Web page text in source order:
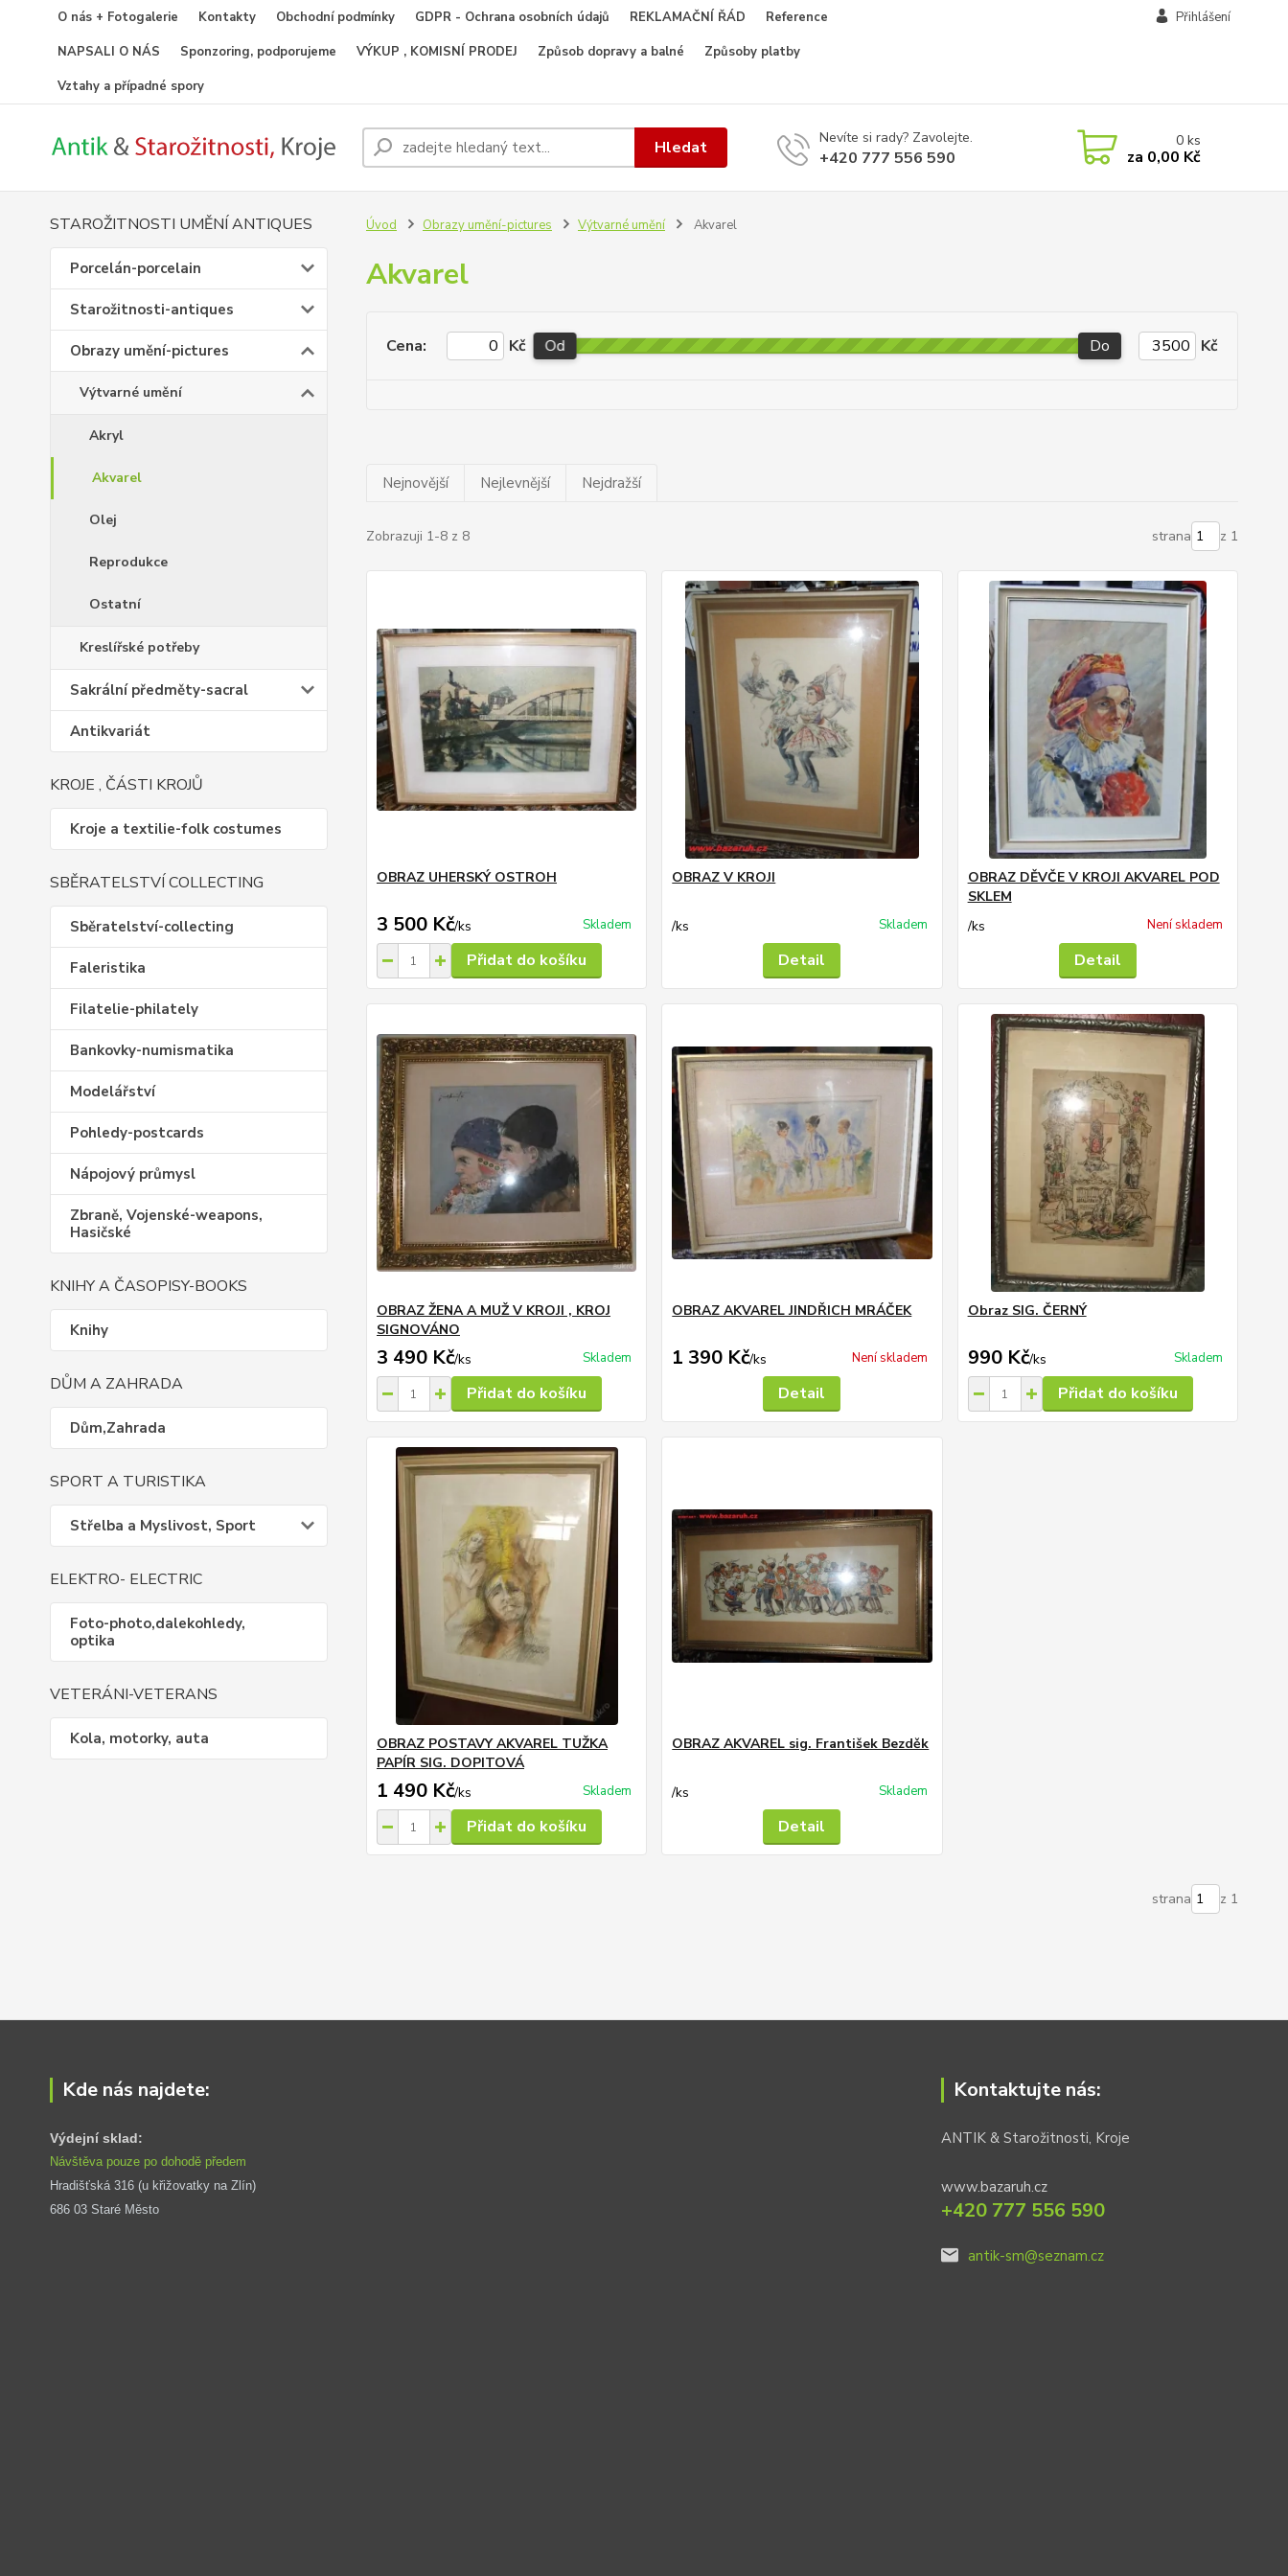
O nás + Fotogalerie Kontakty Obchodní podmínky GDPR - Ochrana osobních údajů REKLAMAČNÍ ŘÁD
Reference
NAPSALI O NÁS
Sponzoring, podporujeme VÝKUP , KOMISNÍ PRODEJ Způsob dopravy a balné
Způsoby platby
Vztahy a případné spory
Přihlášení
Hledat Nevíte si rady? Zavolejte.
+420 777 556 590
0ks
za 0,00 Kč
STAROŽITNOSTI UMĚNÍ ANTIQUES
Porcelán-porcelain
Starožitnosti-antiques
Obrazy umění-pictures
Výtvarné umění
Akryl
Akvarel
Olej
Reprodukce
Ostatní
Kreslířské potřeby
Sakrální předměty-sacral
Antikvariát
KROJE , ČÁSTI KROJŮ
Kroje a textilie-folk costumes
SBĚRATELSTVÍ COLLECTING
Sběratelství-collecting
Faleristika
Filatelie-philately
Bankovky-numismatika
Modelářství
Pohledy-postcards
Nápojový průmysl
Zbraně, Vojenské-weapons,
Hasičské
KNIHY A ČASOPISY-BOOKS
Knihy
DŮM A ZAHRADA
Dům,Zahrada
SPORT A TURISTIKA
Střelba a Myslivost, Sport
ELEKTRO- ELECTRIC
Foto-photo,dalekohledy,
optika
VETERÁNI-VETERANS
Kola, motorky, auta
Úvod Obrazy umění-pictures Výtvarné umění Akvarel
Akvarel
Cena: Kč Od Do Kč
Nejnovější Nejlevnější Nejdražší
Zobrazuji 1-8 z 8 strana z 1
OBRAZ UHERSKÝ OSTROH
3 500 Kč/ks Skladem
Přidat do košíku
OBRAZ V KROJI
/ks Skladem
Detail
OBRAZ DĚVČE V KROJI AKVAREL POD
SKLEM
/ks Není skladem
Detail
OBRAZ ŽENA A MUŽ V KROJI , KROJ
SIGNOVÁNO
3 490 Kč/ks Skladem
Přidat do košíku
OBRAZ AKVAREL JINDŘICH MRÁČEK
1 390 Kč/ks Není skladem
Detail
Obraz SIG. ČERNÝ
990 Kč/ks Skladem
Přidat do košíku
OBRAZ POSTAVY AKVAREL TUŽKA
PAPÍR SIG. DOPITOVÁ
1 490 Kč/ks Skladem
Přidat do košíku
OBRAZ AKVAREL sig. František Bezděk
/ks Skladem
Detail
strana z 1
Kde nás najdete:
Výdejní sklad:
Návštěva pouze po dohodě předem
Hradišťská 316 (u křižovatky na Zlín)
686 03 Staré Město
Kontaktujte nás:
ANTIK & Starožitnosti, Kroje
www.bazaruh.cz
+420 777 556 590
antik-sm@seznam.cz